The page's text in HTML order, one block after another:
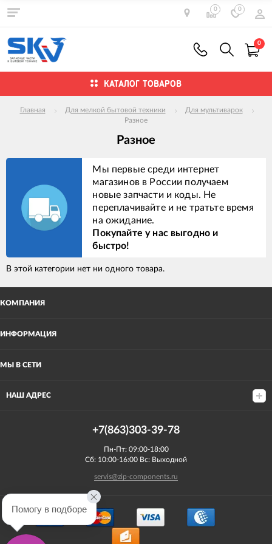
0 0
0
КАТАЛОГ ТОВАРОВ
Главная Для мелкой бытовой техники
Для мультиварок
Разное
Разное
Мы первые среди интернет
магазинов в России получаем
новые запчасти и коды. Не
переплачивайте и не тратьте время
на ожидание.
Покупайте у нас выгодно и
быстро!
В этой категории нет ни одного товара.
КОМПАНИЯ
ИНФОРМАЦИЯ
МЫ В СЕТИ
НАШ АДРЕС
+7(863)303-39-78
Пн-Пт: 09:00-18:00
Сб: 10:00-16:00 Вс: Выходной
servis@zip-components.ru
Помогу в подборе